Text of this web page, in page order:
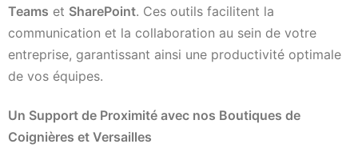
Teams et SharePoint. Ces outils facilitent la
communication et la collaboration au sein de votre
entreprise, garantissant ainsi une productivité optimale
de vos équipes.
Un Support de Proximité avec nos Boutiques de
Coignières et Versailles